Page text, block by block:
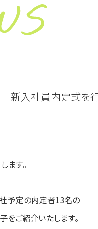
新入社員内定式を
ます。
予定の内定者13名の
をご紹介いたします。